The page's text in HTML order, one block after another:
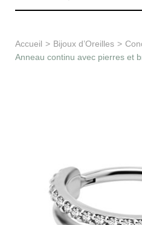
Accueil > Bijoux d’Oreilles >
Anneau continu avec pierres et